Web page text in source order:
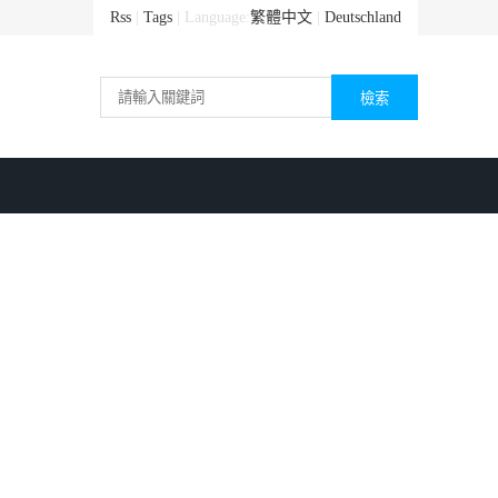
Rss Tags | Language: 繁體中文 Deutschland